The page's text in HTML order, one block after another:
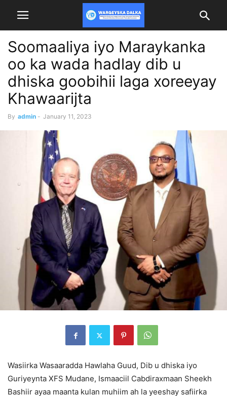
Soomaaliya iyo Maraykanka
oo ka wada hadlay dib u
dhiska goobihii laga xoreeyay
Khawaarijta
By admin - January 11, 2023
Wasiirka Wasaaradda Hawlaha Guud, Dib u dhiska iyo
Guriyeynta XFS Mudane, Ismaaciil Cabdiraxmaan Sheekh
Bashiir ayaa maanta kulan muhiim ah la yeeshay safiirka